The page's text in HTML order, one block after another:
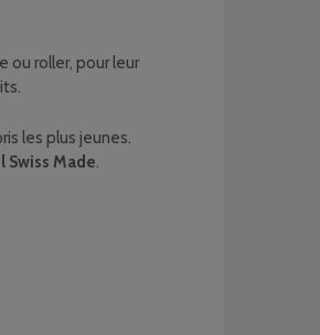
ou roller, pour leur
les plus jeunes.
Swiss Made